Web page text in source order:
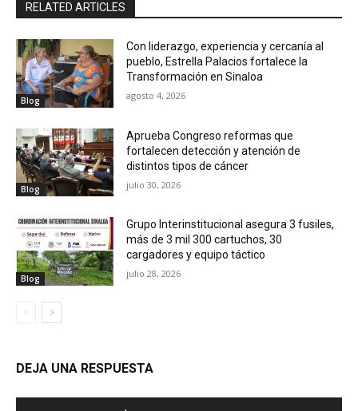
RELATED ARTICLES
Blog
Con liderazgo, experiencia y cercanía al
pueblo, Estrella Palacios fortalece la
Transformación en Sinaloa
agosto 4, 2026
Blog
Aprueba Congreso reformas que
fortalecen detección y atención de
distintos tipos de cáncer
julio 30, 2026
Blog
Grupo Interinstitucional asegura 3 fusiles,
más de 3 mil 300 cartuchos, 30
cargadores y equipo táctico
julio 28, 2026
DEJA UNA RESPUESTA